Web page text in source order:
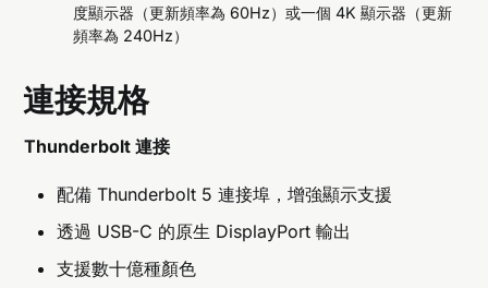
度顯示器（更新頻率為 60Hz）或一個 4K 顯示器（更新
頻率為 240Hz）
連接規格
Thunderbolt 連接
配備 Thunderbolt 5 連接埠，增強顯示支援
透過 USB-C 的原生 DisplayPort 輸出
支援數十億種顏色